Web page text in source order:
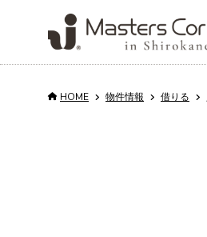
HOME 物件情報 借りる